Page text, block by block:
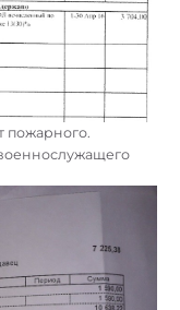
пожарного.